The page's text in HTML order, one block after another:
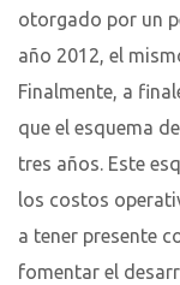
otorgado por un
año 2012, el
Finalmente, a
que el esquema
tres años. Este
los costos
a tener presente
fomentar el